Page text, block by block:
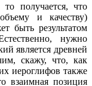
получается, что
и качеству)
быть результатом
нужно
является древней
скажу, что, как
иероглифов также
взаимная позиция